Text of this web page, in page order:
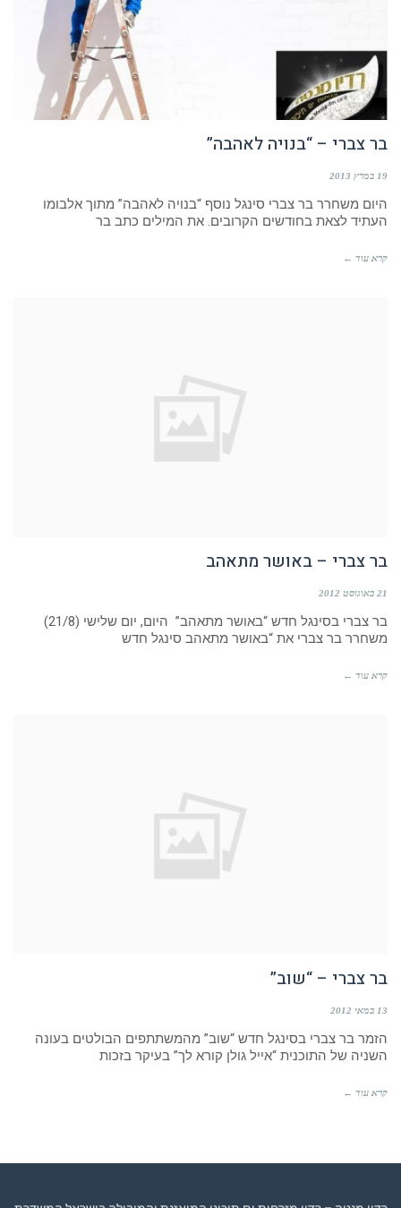
בר צברי – “בנויה לאהבה”
19 במרץ 2013
היום משחרר בר צברי סינגל נוסף “בנויה לאהבה” מתוך אלבומו
העתיד לצאת בחודשים הקרובים. את המילים כתב בר
קרא עוד ←
בר צברי – באושר מתאהב
21 באוגוסט 2012
בר צברי בסינגל חדש “באושר מתאהב” היום, יום שלישי (21/8)
משחרר בר צברי את “באושר מתאהב סינגל חדש
קרא עוד ←
בר צברי – “שוב”
13 במאי 2012
הזמר בר צברי בסינגל חדש “שוב” מהמשתתפים הבולטים בעונה
השניה של התוכנית “אייל גולן קורא לך” בעיקר בזכות
קרא עוד ←